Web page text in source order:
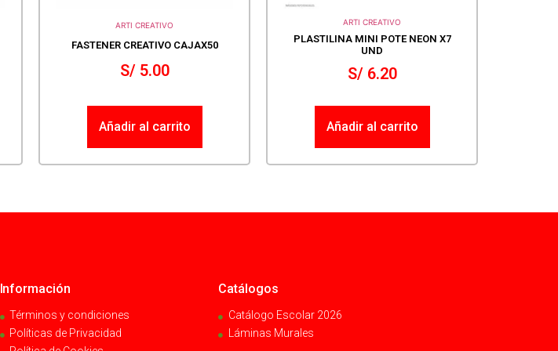
ARTI CREATIVO
FASTENER CREATIVO CAJAX50
S/5.00
Añadir al carrito
ARTI CREATIVO
PLASTILINA MINI POTE NEON X7
UND
S/6.20
Añadir al carrito
Información
Términos y condiciones
Políticas de Privacidad
Catálogos
Catálogo Escolar 2026
Láminas Murales